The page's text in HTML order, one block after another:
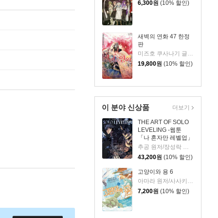
6,300원 (10% 할인)
새벽의 연화 47 한정
판
19,800원 (10% 할인)
이 분야 신상품
THE ART OF SOLO
LEVELING -웹툰
「나 혼자만 레벨업」
공식 아트북-
추공 원저/장성락 그림
43,200원 (10% 할인)
고양이와 용 6
아마라 원저/사사키 이즈미 글그림/김동수 역
7,200원 (10% 할인)
더보기